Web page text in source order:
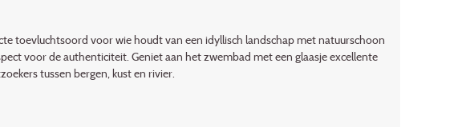
toevluchtsoord voor wie houdt van een idyllisch landschap met natuurschoon
voor de authenticiteit. Geniet aan het zwembad met een glaasje excellente
tussen bergen, kust en rivier.